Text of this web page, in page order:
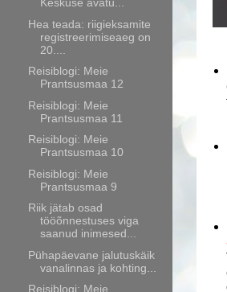
Hea teada: riigieksamite
registreerimiseaeg on
20....
Reisiblogi: Meie
Prantsusmaa 12
Reisiblogi: Meie
Prantsusmaa 11
Reisiblogi: Meie
Prantsusmaa 10
Reisiblogi: Meie
Prantsusmaa 9
Riik jätab osad
tööõnnestuses viga
saanud inimesed...
Pühapäevane jalutuskäik
vanalinnas ja kohting...
Reisiblogi: Meie